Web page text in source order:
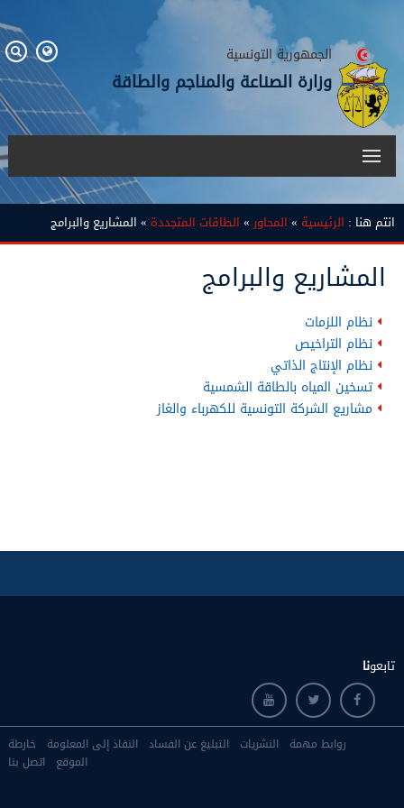
الجمهورية التونسية
وزارة الصناعة والمناجم والطاقة
انتم هنا : الرئيسية » المحاور» الطاقات المتجددة » المشاريع والبرامج
المشاريع والبرامج
نظام اللزمات
نظام التراخيص
نظام الإنتاج الذاتي
تسخين المياه بالطاقة الشمسية
مشاريع الشركة التونسية للكهرباء والغاز
تابعونا
روابط مهمة النشريات التبليغ عن الفساد النفاذ إلى المعلومة
خارطة
الموقع اتصل بنا